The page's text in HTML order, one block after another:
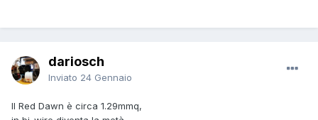
dariosch
Inviato 24 Gennaio
Il Red Dawn è circa 1.29mmq,